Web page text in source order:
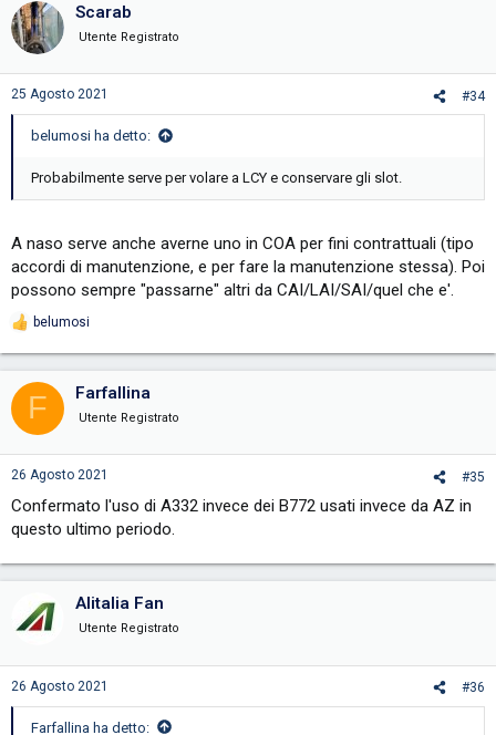
t
i
n
s
Scarab
Utente Registrato
25 Agosto 2021 #34
belumosi ha detto:
Probabilmente serve per volare a LCY e conservare gli slot.
A naso serve anche averne uno in COA per fini contrattuali (tipo
accordi di manutenzione, e per fare la manutenzione stessa). Poi
possono sempre "passarne" altri da CAI/LAI/SAI/quel che e'.
R
t
i
n
s
belumosi
F Farfallina
Utente Registrato
26 Agosto 2021 #35
Confermato l'uso di A332 invece dei B772 usati invece da AZ in
questo ultimo periodo.
Alitalia Fan
Utente Registrato
26 Agosto 2021 #36
Farfallina ha detto: